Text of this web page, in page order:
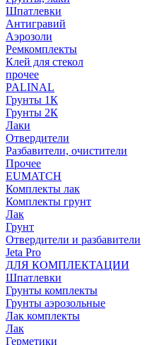
Шпатлевки
Антигравий
Аэрозоли
Ремкомплекты
Клей для стекол
прочее
PALINAL
Грунты 1К
Грунты 2К
Лаки
Отвердители
Разбавители, очистители
Прочее
EUMATCH
Комплекты лак
Комплекты грунт
Лак
Грунт
Отвердители и разбавители
Jeta Pro
ДЛЯ КОМПЛЕКТАЦИИ
Шпатлевки
Грунты комплекты
Грунты аэрозольные
Лак комплекты
Лак
Герметики